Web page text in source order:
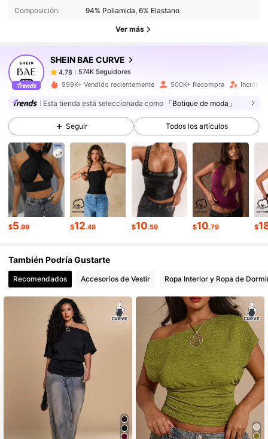
Composición:
94% Poliamida, 6% Elastano
Ver más
SHEIN BAE CURVE
574K Seguidores
4.78 574K Seguidores
4.78 574K Seguidores
4.78 574K Seguidores
4.78 574K Seguidores
4.78
4.78 574K Seguidores
574K Seguidores
4.78 574K Seguidores
999K+ Vendido recientemente 500K+ Recompra
Esta tienda está seleccionada como 「Botique de moda」
Seguir Todos los artículos
$5.99 $12.49 $10.59 $10.79 $
También Podría Gustarte
Recomendados Accesorios de Vestir Ropa Interior y Ropa de